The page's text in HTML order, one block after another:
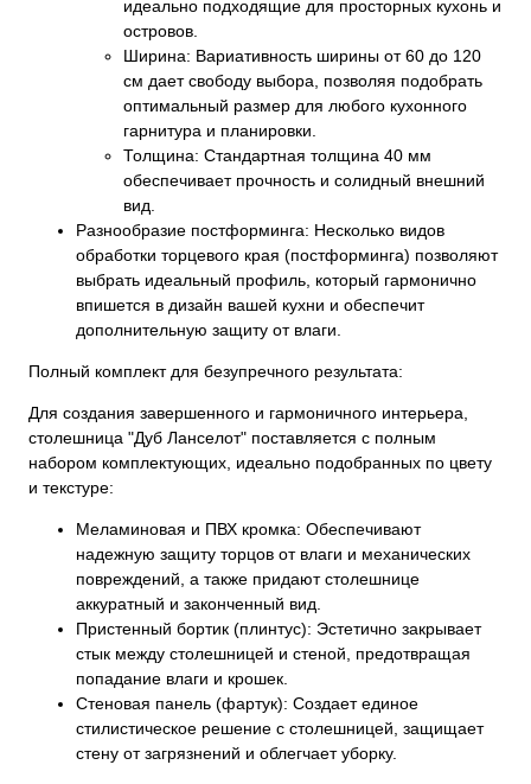
идеально подходящие для просторных кухонь и
островов.
Ширина: Вариативность ширины от 60 до 120
см дает свободу выбора, позволяя подобрать
оптимальный размер для любого кухонного
гарнитура и планировки.
Толщина: Стандартная толщина 40 мм
обеспечивает прочность и солидный внешний
вид.
Разнообразие постформинга: Несколько видов
обработки торцевого края (постформинга) позволяют
выбрать идеальный профиль, который гармонично
впишется в дизайн вашей кухни и обеспечит
дополнительную защиту от влаги.
Полный комплект для безупречного результата:
Для создания завершенного и гармоничного интерьера,
столешница "Дуб Ланселот" поставляется с полным
набором комплектующих, идеально подобранных по цвету
и текстуре:
Меламиновая и ПВХ кромка: Обеспечивают
надежную защиту торцов от влаги и механических
повреждений, а также придают столешнице
аккуратный и законченный вид.
Пристенный бортик (плинтус): Эстетично закрывает
стык между столешницей и стеной, предотвращая
попадание влаги и крошек.
Стеновая панель (фартук): Создает единое
стилистическое решение с столешницей, защищает
стену от загрязнений и облегчает уборку.